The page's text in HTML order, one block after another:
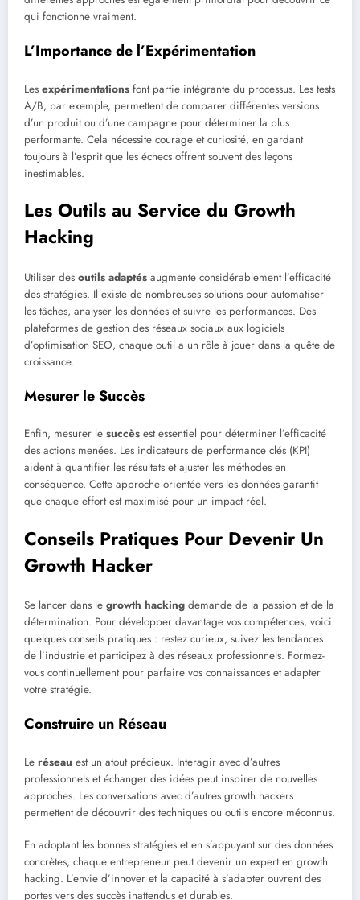
qui fonctionne vraiment.
L’Importance de l’Expérimentation
Les expérimentations font partie intégrante du processus. Les tests
A/B, par exemple, permettent de comparer différentes versions
d’un produit ou d’une campagne pour déterminer la plus
performante. Cela nécessite courage et curiosité, en gardant
toujours à l’esprit que les échecs offrent souvent des leçons
inestimables.
Les Outils au Service du Growth
Hacking
Utiliser des outils adaptés augmente considérablement l’efficacité
des stratégies. Il existe de nombreuses solutions pour automatiser
les tâches, analyser les données et suivre les performances. Des
plateformes de gestion des réseaux sociaux aux logiciels
d’optimisation SEO, chaque outil a un rôle à jouer dans la quête de
croissance.
Mesurer le Succès
Enfin, mesurer le succès est essentiel pour déterminer l’efficacité
des actions menées. Les indicateurs de performance clés (KPI)
aident à quantifier les résultats et ajuster les méthodes en
conséquence. Cette approche orientée vers les données garantit
que chaque effort est maximisé pour un impact réel.
Conseils Pratiques Pour Devenir Un
Growth Hacker
Se lancer dans le growth hacking demande de la passion et de la
détermination. Pour développer davantage vos compétences, voici
quelques conseils pratiques : restez curieux, suivez les tendances
de l’industrie et participez à des réseaux professionnels. Formez-
vous continuellement pour parfaire vos connaissances et adapter
votre stratégie.
Construire un Réseau
Le réseau est un atout précieux. Interagir avec d’autres
professionnels et échanger des idées peut inspirer de nouvelles
approches. Les conversations avec d’autres growth hackers
permettent de découvrir des techniques ou outils encore méconnus.
En adoptant les bonnes stratégies et en s’appuyant sur des données
concrètes, chaque entrepreneur peut devenir un expert en growth
hacking. L’envie d’innover et la capacité à s’adapter ouvrent des
portes vers des succès inattendus et durables.